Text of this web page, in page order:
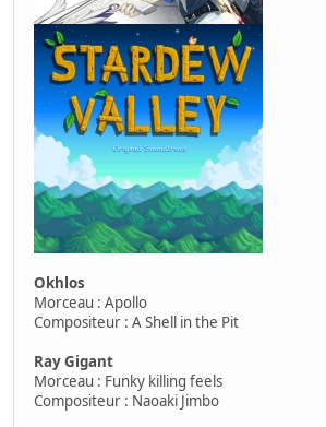
Okhlos
Morceau : Apollo
Compositeur : A Shell in the Pit
Ray Gigant
Morceau : Funky killing feels
Compositeur : Naoaki Jimbo